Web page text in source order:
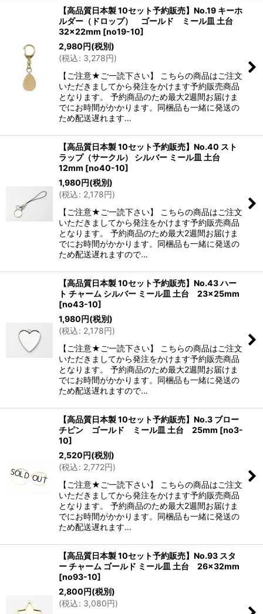
【高品質日本製 10セット予約販売】No.19 キーホ
ルダー（ドロップ） ゴールド ミール皿 土台
32×22mm [no19-10]
2,980円(税別)
(税込: 3,278円)
【ご注意★ご一読下さい】 こちらの商品はご注文
いただきましてから発注をかけます予約販売商品
となります。 予約商品のため最大2週間お届けま
でにお時間がかかります。同梱品も一緒に発送の
ため配送遅れます…
【高品質日本製 10セット予約販売】No.40 スト
ラップ（サークル） シルバー ミール皿 土台
12mm [no40-10]
1,980円(税別)
(税込: 2,178円)
【ご注意★ご一読下さい】 こちらの商品はご注文
いただきましてから発注をかけます予約販売商品
となります。 予約商品のため最大2週間お届けま
でにお時間がかかります。同梱品も一緒に発送の
ため配送遅れますので…
【高品質日本製 10セット予約販売】No.43 ハー
ト チャーム シルバー ミール皿 土台 23×25mm
[no43-10]
1,980円(税別)
(税込: 2,178円)
【ご注意★ご一読下さい】 こちらの商品はご注文
いただきましてから発注をかけます予約販売商品
となります。 予約商品のため最大2週間お届けま
でにお時間がかかります。同梱品も一緒に発送の
ため配送遅れますので…
【高品質日本製 10セット予約販売】No.3 ブロー
チピン ゴールド ミール皿 土台 25mm [no3-
10]
2,520円(税別)
(税込: 2,772円)
【ご注意★ご一読下さい】 こちらの商品はご注文
いただきましてから発注をかけます予約販売商品
となります。 予約商品のため最大2週間お届けま
でにお時間がかかります。同梱品も一緒に発送の
ため配送遅れます…
【高品質日本製 10セット予約販売】No.93 スタ
ー チャーム ゴールド ミール皿 土台 26×32mm
[no93-10]
2,800円(税別)
(税込: 3,080円)